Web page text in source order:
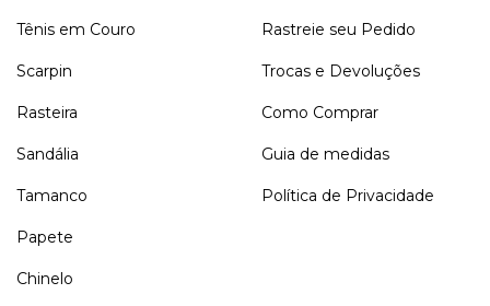
Tênis em Couro
Scarpin
Rasteira
Sandália
Tamanco
Papete
Chinelo
Rastreie seu Pedido
Trocas e Devoluções
Como Comprar
Guia de medidas
Política de Privacidade